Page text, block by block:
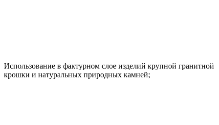
Использование в фактурном слое изделий крупной гранитной
крошки и натуральных природных камней;